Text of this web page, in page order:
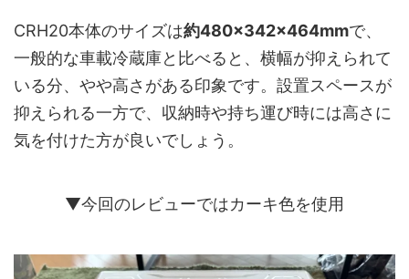
CRH20本体のサイズは約480×342×464mmで、
一般的な車載冷蔵庫と比べると、横幅が抑えられて
いる分、やや高さがある印象です。設置スペースが
抑えられる一方で、収納時や持ち運び時には高さに
気を付けた方が良いでしょう。
▼今回のレビューではカーキ色を使用